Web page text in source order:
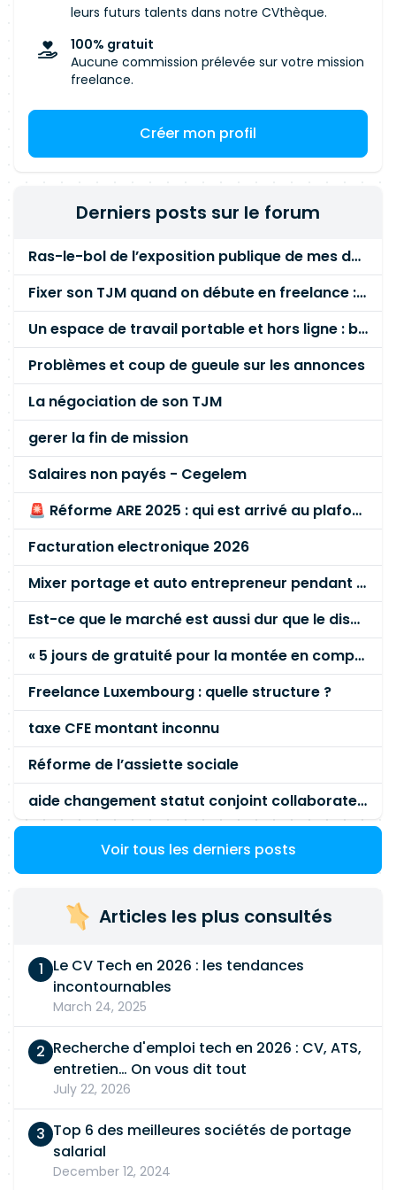
sachants), intégration des évolutions 2026
des cahier des charges, échanges avec l'équipe
de développement, définition de la stratégie de
accompagnement du centre de validation.
Poursuite de la mission en 2027 sur un rôle de
Business Analyste sur les projets du domaine vie:
accompagnement métier dans l'expression du
besoin, rédaction de Note de cadrage,
et de qualification
leurs futurs talents dans notre CVthèque.
100% gratuit
Aucune commission prélevée sur votre mission
freelance.
Créer mon profil
Derniers posts sur le forum
Ras-le-bol de l’exposition publique de mes données personnelles liées à mon entreprise
Fixer son TJM quand on débute en freelance : la méthode mathématique (et pas au feeling) 🛑
Un espace de travail portable et hors ligne : besoin réel ou fausse bonne idée ?
Problèmes et coup de gueule sur les annonces
La négociation de son TJM
gerer la fin de mission
Salaires non payés - Cegelem
🚨 Réforme ARE 2025 : qui est arrivé au plafond des 60 % en gardant son entreprise ?
Facturation electronique 2026
Mixer portage et auto entrepreneur pendant des années - quel risque ?
Est-ce que le marché est aussi dur que le disent les commerciaux ?
« 5 jours de gratuité pour la montée en compétence »
Freelance Luxembourg : quelle structure ?
taxe CFE montant inconnu
Réforme de l’assiette sociale
aide changement statut conjoint collaborateur
Voir tous les derniers posts
Articles les plus consultés
Le CV Tech en 2026 : les tendances
incontournables
March 24, 2025
Recherche d'emploi tech en 2026 : CV, ATS,
entretien… On vous dit tout
July 22, 2026
Top 6 des meilleures sociétés de portage
salarial
December 12, 2024